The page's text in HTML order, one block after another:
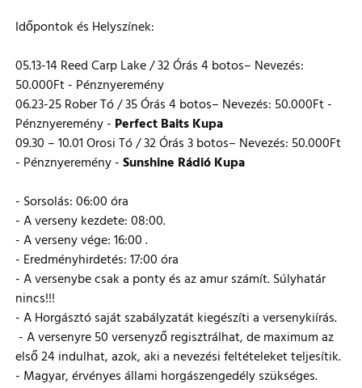
Időpontok és Helyszínek:
05.13-14 Reed Carp Lake / 32 Órás 4 botos– Nevezés:
50.000Ft - Pénznyeremény
06.23-25 Rober Tó / 35 Órás 4 botos– Nevezés: 50.000Ft -
Pénznyeremény - Perfect Baits Kupa
09.30 – 10.01 Orosi Tó / 32 Órás 3 botos– Nevezés: 50.000Ft
- Pénznyeremény -Sunshine Rádió Kupa
- Sorsolás: 06:00 óra
- A verseny kezdete: 08:00.
- A verseny vége: 16:00 .
- Eredményhirdetés: 17:00 óra
- A versenybe csak a ponty és az amur számít. Súlyhatár
nincs!!!
- A Horgásztó saját szabályzatát kiegészíti a versenykiírás.
- A versenyre 50 versenyző regisztrálhat, de maximum az
első 24 indulhat, azok, aki a nevezési feltételeket teljesítik.
- Magyar, érvényes állami horgászengedély szükséges.